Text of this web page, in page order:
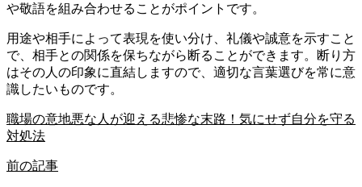
や敬語を組み合わせることがポイントです。
用途や相手によって表現を使い分け、礼儀や誠意を示すこと
で、相手との関係を保ちながら断ることができます。断り方
はその人の印象に直結しますので、適切な言葉選びを常に意
識したいものです。
職場の意地悪な人が迎える悲惨な末路！気にせず自分を守る
対処法
前の記事